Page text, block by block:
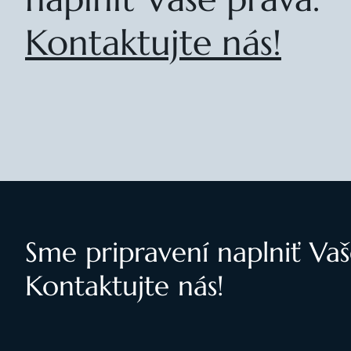
Kontaktujte nás!
Sme pripravení naplniť
Kontaktujte nás!